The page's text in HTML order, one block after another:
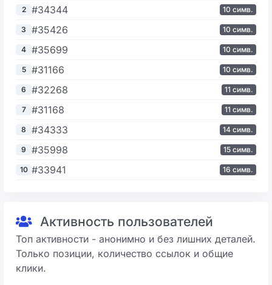
2 #34344 10 симв.
3 #35426 10 симв.
4 #35699 10 симв.
5 #31166 10 симв.
6 #32268 11 симв.
7 #31168 11 симв.
8 #34333 14 симв.
9 #35998 15 симв.
10 #33941 16 симв.
Активность пользователей
Топ активности - анонимно и без лишних деталей.
Только позиции, количество ссылок и общие
клики.